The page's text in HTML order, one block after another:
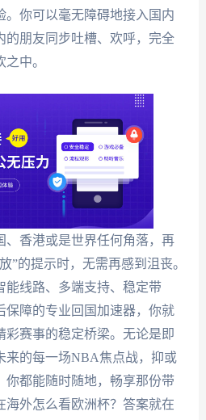
。你可以毫无障碍地接入国内
的朋友同步吐槽、欢呼，完全
中。
、香港或是世界任何角落，再
”的提示时，无需再感到沮丧。
能线路、多端支持、稳定带
保障的专业回国加速器，你就
彩赛事的稳定桥梁。无论是即
来的每一场NBA焦点战，抑或
你都能随时随地，畅享那份带
海外怎么看欧洲杯？答案就在